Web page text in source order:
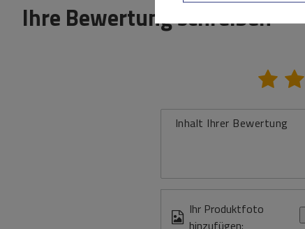
Ihre Bewertung schreiben
Inhalt Ihrer Bewertung
Ihr Produktfoto